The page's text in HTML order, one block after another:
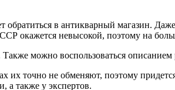
обратиться в антикварный магазин.
окажется невысокой, поэтому на
можно воспользоваться
их точно не обменяют, поэтому
а также у экспертов.